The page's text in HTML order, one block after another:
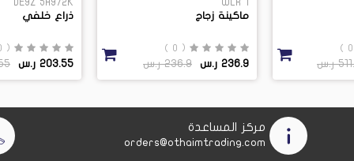
DE9Z 5A972K
ذراع خلفي
( 0 )
203.55 ر.س
WLR 1
ماكينة زجاج
( 0 )
236.9 ر.س 236.9 ر.س ر.س
مركز المساعدة
orders@othaimtrading.com